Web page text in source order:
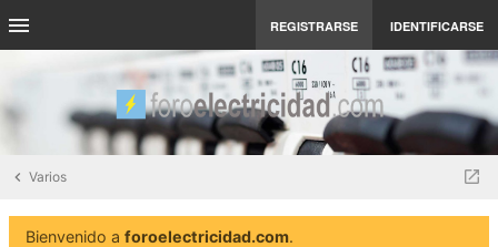
REGISTRARSE IDENTIFICARSE
Varios
Bienvenido a foroelectricidad.com.